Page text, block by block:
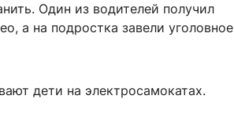
Один из водителей получил
а на подростка завели уголовное
дети на электросамокатах.